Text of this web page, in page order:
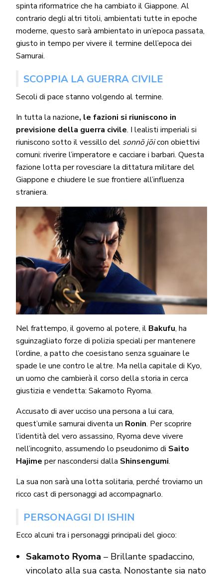
spinta riformatrice che ha cambiato il Giappone. Al
contrario degli altri titoli, ambientati tutte in epoche
moderne, questo sarà ambientato in un’epoca passata,
giusto in tempo per vivere il termine dell’epoca dei
Samurai.
SCOPPIA LA GUERRA CIVILE
Secoli di pace stanno volgendo al termine.
In tutta la nazione, le fazioni si riuniscono in
previsione della guerra civile. I lealisti imperiali si
riuniscono sotto il vessillo del sonnō jōicon obiettivi
comuni: riverire l’imperatore e cacciare i barbari. Questa
fazione lotta per rovesciare la dittatura militare del
Giappone e chiudere le sue frontiere all’influenza
straniera.
Nel frattempo, il governo al potere, il Bakufu, ha
sguinzagliato forze di polizia speciali per mantenere
l’ordine, a patto che coesistano senza sguainare le
spade le une contro le altre. Ma nella capitale di Kyo,
un uomo che cambierà il corso della storia in cerca
giustizia e vendetta: Sakamoto Ryoma.
Accusato di aver ucciso una persona a lui cara,
quest’umile samurai diventa un Ronin. Per scoprire
l’identità del vero assassino, Ryoma deve vivere
nell’incognito, assumendo lo pseudonimo di Saito
Hajime per nascondersi dalla Shinsengumi.
La sua non sarà una lotta solitaria, perché troviamo un
ricco cast di personaggi ad accompagnarlo.
PERSONAGGI DI ISHIN
Ecco alcuni tra i personaggi principali del gioco:
Sakamoto Ryoma – Brillante spadaccino,
vincolato alla sua casta. Nonostante sia nato